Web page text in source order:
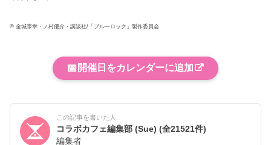
© 金城宗幸・ノ村優介・講談社/「ブルーロック」製作委員会
📅 開催日をカレンダーに追加
この記事を書いた人
コラボカフェ編集部 (Sue)(全21521件)
編集者